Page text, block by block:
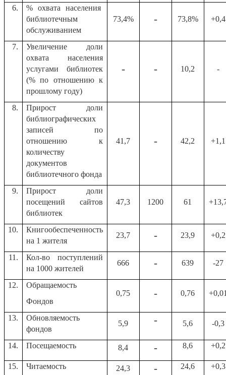
6.
% охвата населения
библиотечным
обслуживанием
73,4% - 73,8% +0,4
7.
Увеличение доли
охвата населения
услугами библиотек
(% по отношению к
прошлому году)
- - 10,2 -
8.
Прирост доли
библиографических
записей по
отношению к
количеству
документов
библиотечного фонда
41,7 - 42,2 +1,1
9.
Прирост доли
посещений сайтов
библиотек
47,3 1200 61
10.
Книгообеспеченность
на 1 жителя
23,7 - 23,9 +0,2
11.
Кол-во поступлений
на 1000 жителей
666 - 639 -27
12.
Обращаемость
Фондов
0,75 - 0,76
13.
Обновляемость
фондов
5,9 - 5,6 -0,3
14. Посещаемость 8,4 - 8,6 +0,2
15. Читаемость 24,3 - 24,6 +0,3